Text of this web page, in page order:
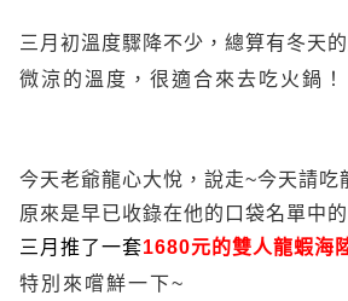
三月初溫度驟降不少，總算有冬天
微涼的溫度，很適合來去吃火鍋！
今天老爺龍心大悅，說走~今天請吃
原來是早已收錄在他的口袋名單中的
三月推了一套1680元的雙人龍蝦海
特別來嚐鮮一下~